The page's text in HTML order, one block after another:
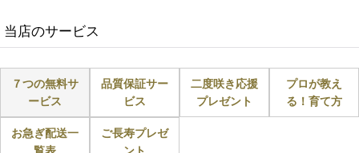
当店のサービス
７つの無料サ
ービス
品質保証サー
ビス
二度咲き応援
プレゼント
プロが教え
る！育て方
お急ぎ配送一
ご長寿プレゼ